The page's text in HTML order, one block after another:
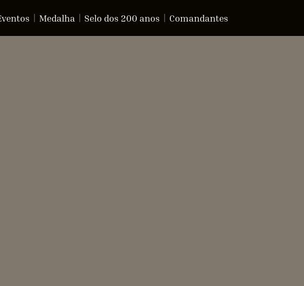
Medalha Selo dos 200 anos Comandantes